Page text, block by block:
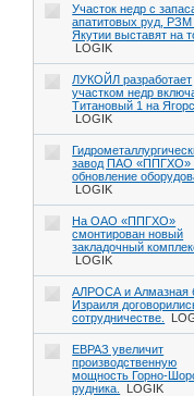
Участок недр с
апатитовых руд, РЗМ
Якутии выставят на
LOGIK
ЛУКОЙЛ разработает
участком недр
Титановый 1 на
LOGIK
завод ПАО «ППГХО»
обновление
LOGIK
На ОАО «ППГХО»
смонтирован новый
закладочный
LOGIK
АЛРОСА и Алмазная
Израиля
сотрудничестве.
ЕВРАЗ увеличит
производственную
мощность Горно-
рудника.
LOGIK